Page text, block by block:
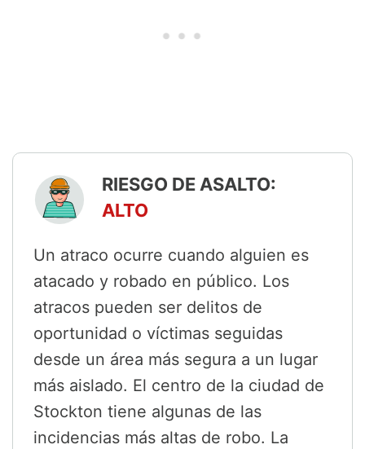
RIESGO DE ASALTO:
ALTO
Un atraco ocurre cuando alguien es
atacado y robado en público. Los
atracos pueden ser delitos de
oportunidad o víctimas seguidas
desde un área más segura a un lugar
más aislado. El centro de la ciudad de
Stockton tiene algunas de las
incidencias más altas de robo. La